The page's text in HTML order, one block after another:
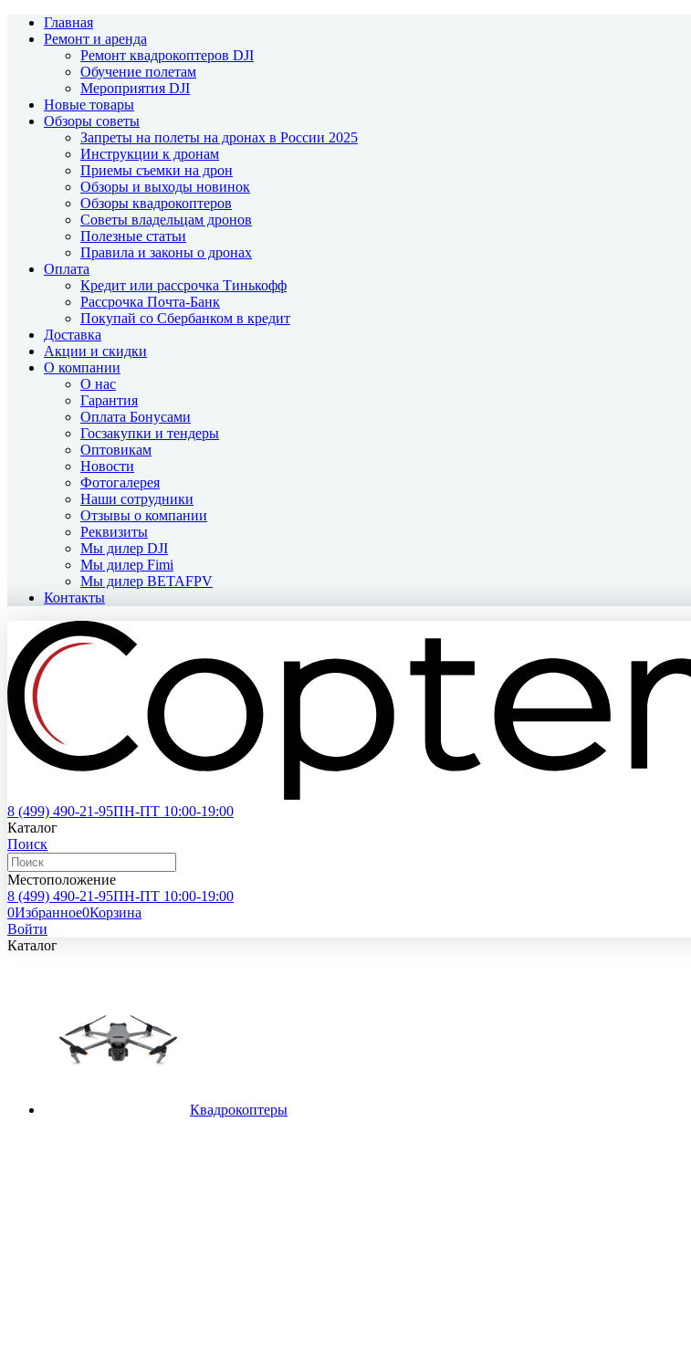
Главная
Ремонт и аренда
Ремонт квадрокоптеров DJI
Обучение полетам
Мероприятия DJI
Новые товары
Обзоры советы
Запреты на полеты на дронах в России 2025
Инструкции к дронам
Приемы съемки на дрон
Обзоры и выходы новинок
Обзоры квадрокоптеров
Советы владельцам дронов
Полезные статьи
Правила и законы о дронах
Оплата
Кредит или рассрочка Тинькофф
Рассрочка Почта-Банк
Покупай со Сбербанком в кредит
Доставка
Акции и скидки
О компании
О нас
Гарантия
Оплата Бонусами
Госзакупки и тендеры
Оптовикам
Новости
Фотогалерея
Наши сотрудники
Отзывы о компании
Реквизиты
Мы дилер DJI
Мы дилер Fimi
Мы дилер BETAFPV
Контакты
8 (499) 490-21-95ПН-ПТ 10:00-19:00
Каталог
Поиск
Местоположение
8 (499) 490-21-95ПН-ПТ 10:00-19:00
0Избранное0Корзина
Войти
Каталог
Квадрокоптеры